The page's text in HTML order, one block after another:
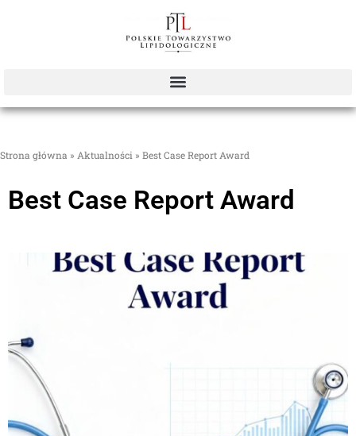
Strona główna » Aktualności » Best Case Report Award
Best Case Report Award